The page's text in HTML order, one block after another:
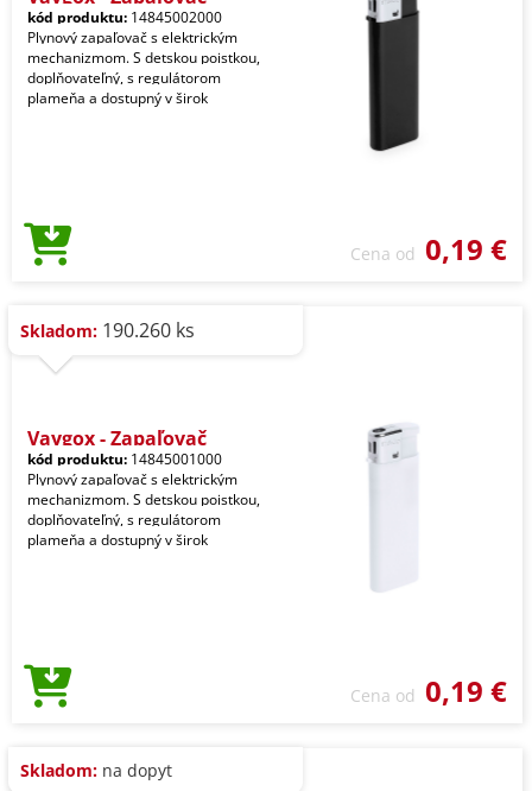
kód produktu: 14845002000
Plynový zapaľovač s elektrickým
mechanizmom. S detskou poistkou,
doplňovateľný, s regulátorom
plameňa a dostupný v širok
Cena od 0,19 €
Skladom: 190.260 ks
Vaygox - Zapaľovač
kód produktu: 14845001000
Plynový zapaľovač s elektrickým
mechanizmom. S detskou poistkou,
doplňovateľný, s regulátorom
plameňa a dostupný v širok
Cena od 0,19 €
Skladom: na dopyt